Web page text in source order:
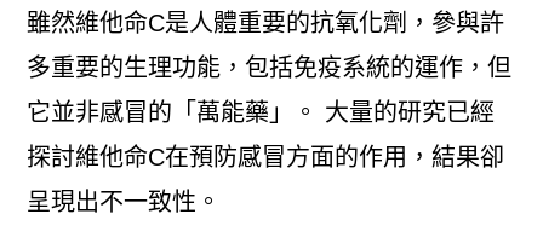
雖然維他命C是人體重要的抗氧化劑，參與許
多重要的生理功能，包括免疫系統的運作，但
它並非感冒的「萬能藥」。 大量的研究已經
探討維他命C在預防感冒方面的作用，結果卻
呈現出不一致性。